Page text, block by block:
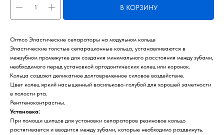
В КОРЗИНУ
Ormco Эластические сепараторы на модульном кольце
Эластические толстые сепарационные кольца, устанавливаются в
межзубном промежутке для создания минимального расстояния между зубами,
необходимого перед установкой ортодонтических колец или коронок.
Кольца создают деликатное долговременное силовое воздействие.
Цвет колец яркий насыщенный васильково-голубой для хорошей заметности
в полости рта.
Рентгеноконтрастны.
Установка:
При помощи щипцов для установки сепараторов резиновое кольцо
растягивается и вводится между зубами, которые необходимо раздвинуть.